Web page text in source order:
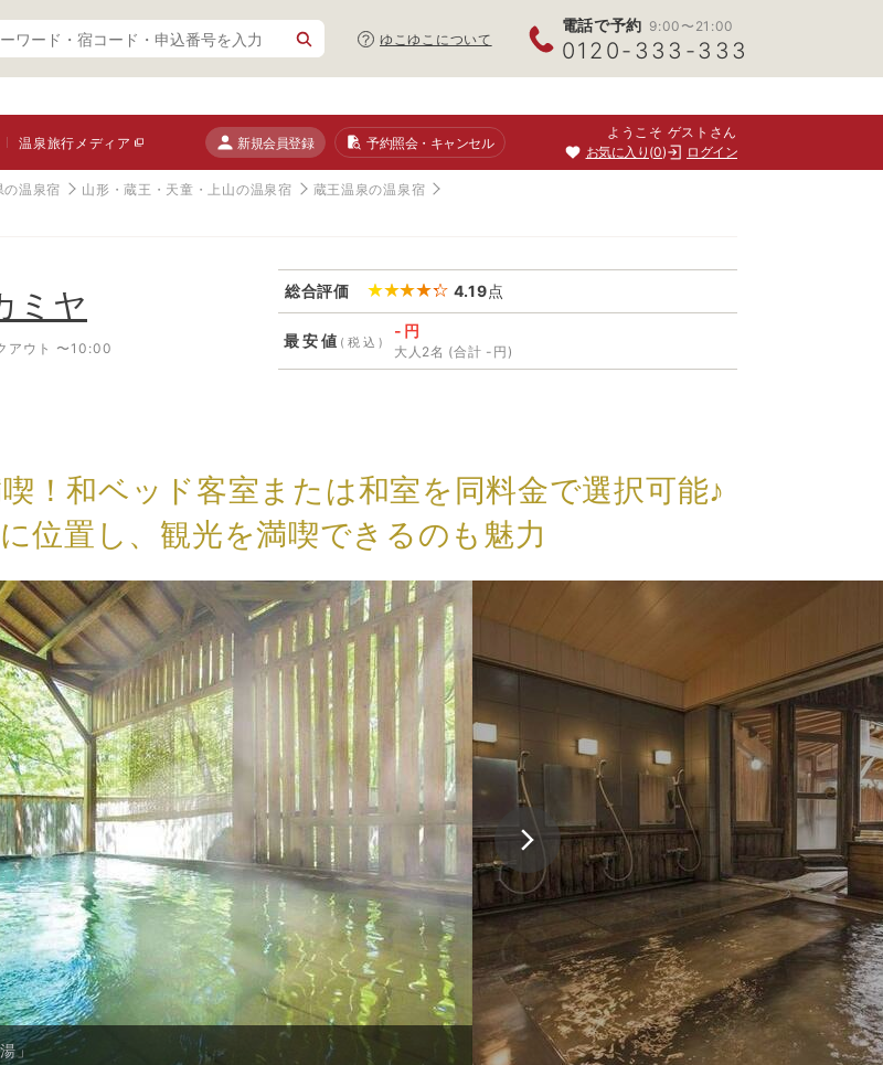
ゆこゆこについて
電話で予約 9:00〜21:00
0120-333-333
温泉旅行メディア 新規会員登録 予約照会・キャンセル
ようこそ ゲストさん
お気に入り 0 ログイン
の温泉宿 山形・蔵王・天童・上山の温泉宿
蔵王温泉の温泉宿
ミヤ
アウト 〜10:00
総合評価 4.19点
最安値 (税込)
-円
大人2名 (合計 -円)
！和ベッド客室または和室を同料金で選択可能♪
位置し、観光を満喫できるのも魅力
」